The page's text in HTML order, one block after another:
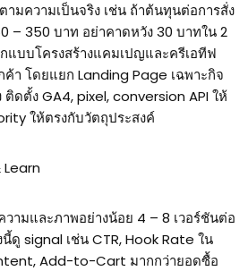
ามความเป็นจริง เช่น ถ้าต้นทุนต่อการสั่ง
– 350 บาท อย่าคาดหวัง 30 บาทใน 2
แบบโครงสร้างแคมเปญและครีเอทีฟ
า โดยแยก Landing Page เฉพาะกิจ
ติดตั้ง GA4, pixel, conversion API ให้
ให้ตรงกับวัตถุประสงค์
ามและภาพอย่างน้อย 4 – 8 เวอร์ชันต่อ
ดู signal เช่น CTR, Hook Rate ใน
Add-to-Cart มากกว่ายอดซื้อ